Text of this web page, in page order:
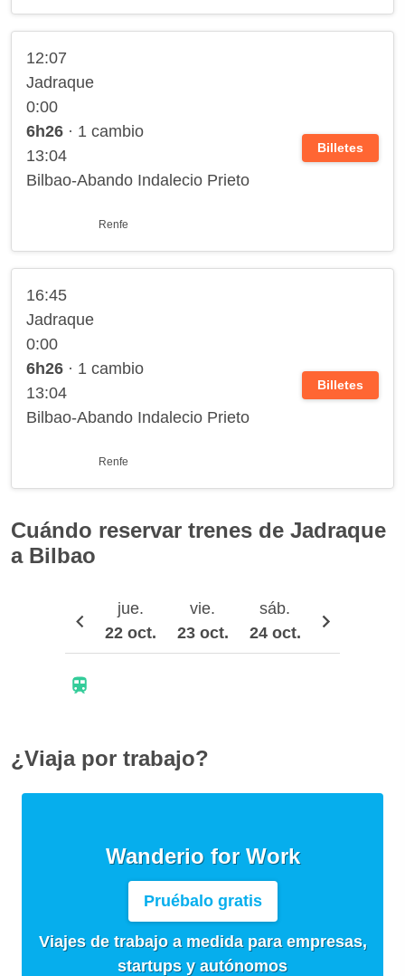
12:07
Jadraque
0:00
6h26 · 1 cambio
13:04
Bilbao-Abando Indalecio Prieto
Renfe
Billetes
16:45
Jadraque
0:00
6h26 · 1 cambio
13:04
Bilbao-Abando Indalecio Prieto
Renfe
Billetes
Cuándo reservar trenes de Jadraque
a Bilbao
jue.
22 oct.
vie.
23 oct.
sáb.
24 oct.
25 oct.
¿Viaja por trabajo?
Wanderio for Work
Pruébalo gratis
Viajes de trabajo a medida para empresas,
startups y autónomos